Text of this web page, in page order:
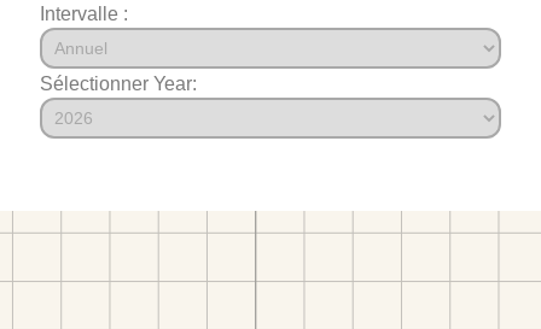
Intervalle :
Sélectionner Year: